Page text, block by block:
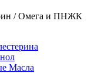
/ Омега и ПНЖК
Масла